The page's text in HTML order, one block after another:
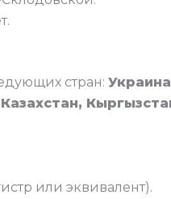
стран:
или эквивалент).